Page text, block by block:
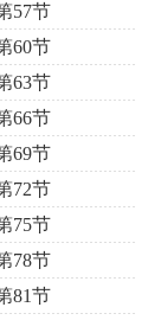
57节
60节
63节
66节
69节
72节
75节
78节
81节